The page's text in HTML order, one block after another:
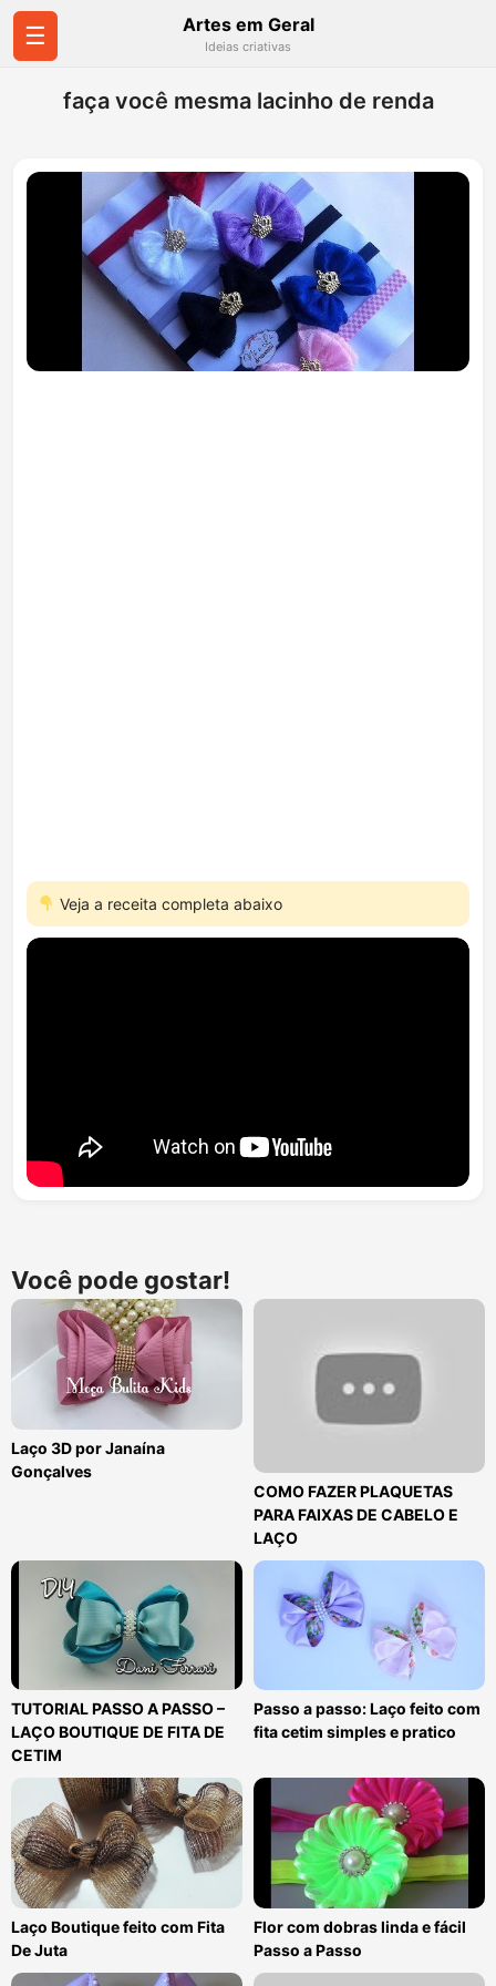
☰ Artes em Geral
Ideias criativas
faça você mesma lacinho de renda
Veja a receita completa abaixo
Você pode gostar!
Laço 3D por Janaína
Gonçalves
COMO FAZER PLAQUETAS
PARA FAIXAS DE CABELO E
LAÇO
TUTORIAL PASSO A PASSO –
LAÇO BOUTIQUE DE FITA DE
CETIM
Passo a passo: Laço feito com
fita cetim simples e pratico
Laço Boutique feito com Fita
De Juta
Flor com dobras linda e fácil
Passo a Passo